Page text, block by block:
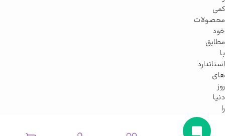
کمی
محصولات
خود
مطابق
با
استاندارد
های
روز
دنیا
را